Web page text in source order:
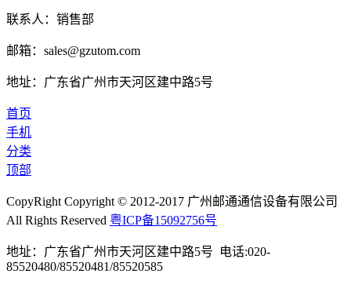
联系人：销售部
邮箱：sales@gzutom.com
地址：广东省广州市天河区建中路5号
首页
手机
分类
顶部
CopyRight Copyright © 2012-2017 广州邮通通信设备有限公司
All Rights Reserved 粤ICP备15092756号
地址：广东省广州市天河区建中路5号 电话:020-
85520480/85520481/85520585